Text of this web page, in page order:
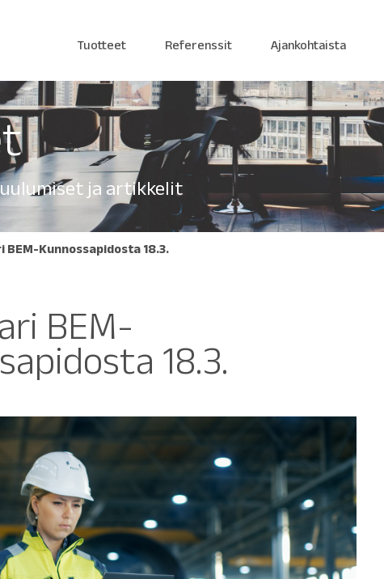
Tuotteet Referenssit Ajankohtaista
ja artikkelit
BEM-Kunnossapidosta 18.3.
BEM-
18.3.